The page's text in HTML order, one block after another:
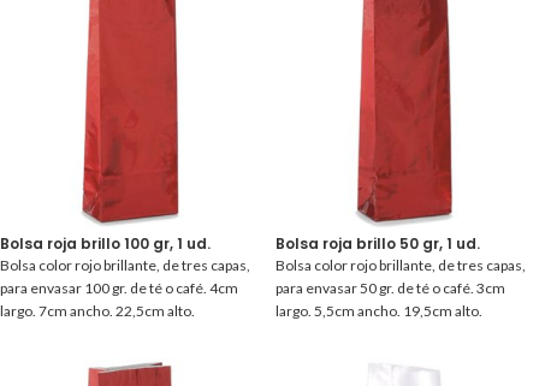
Bolsa roja brillo 100 gr, 1 ud.
Bolsa color rojo brillante, de tres capas,
para envasar 100 gr. de té o café. 4cm
largo. 7cm ancho. 22,5cm alto.
Bolsa roja brillo 50 gr, 1 ud.
Bolsa color rojo brillante, de tres capas,
para envasar 50 gr. de té o café. 3cm
largo. 5,5cm ancho. 19,5cm alto.